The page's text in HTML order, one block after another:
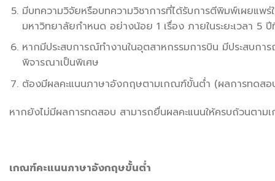
มีบทความวิจัยหรือบทความวิชาการที่ได้รับการตีพิมพ์เผยแพ
มหาวิทยาลัยกำหนด อย่างน้อย 1 เรื่อง ภายในระยะเวลา 5
หากมีประสบการณ์ทำงานในอุตสาหกรรมการบิน มีประสบก
พิจารณาเป็นพิเศษ
ต้องมีผลคะแนนภาษาอังกฤษตามเกณฑ์ขั้นต่ำ (ผลการทดสอ
หากยังไม่มีผลการทดสอบ สามารถยื่นผลคะแนนให้ครบถ้วนตา
เกณฑ์คะแนนภาษาอังกฤษขั้นต่ำ